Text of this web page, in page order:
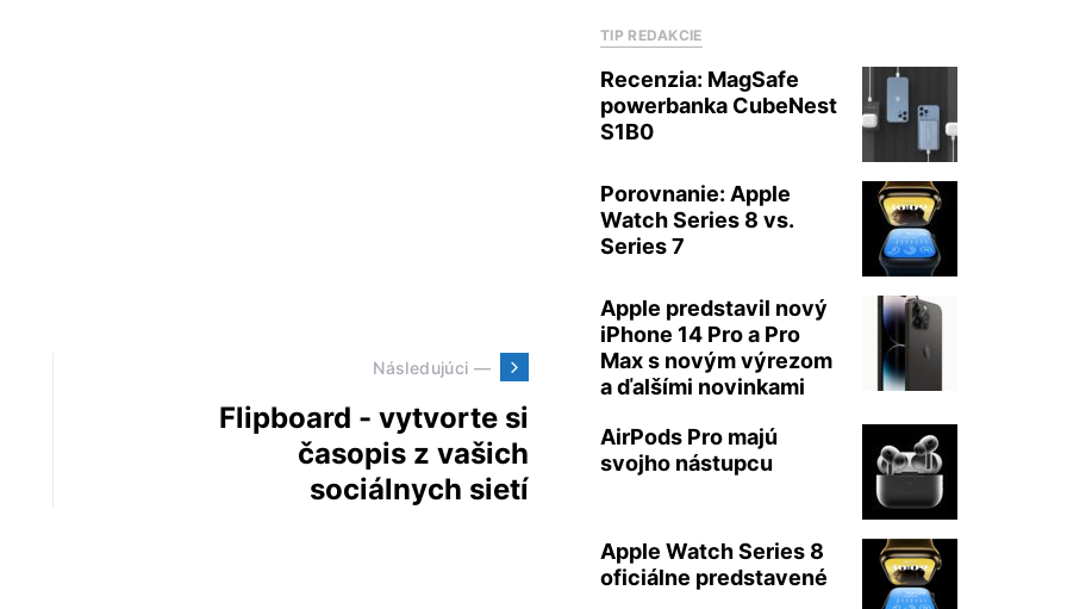
Následujúci —
Flipboard - vytvorte si
časopis z vašich
sociálnych sietí
TIP REDAKCIE
Recenzia: MagSafe
powerbanka CubeNest
S1B0
Porovnanie: Apple
Watch Series 8 vs.
Series 7
Apple predstavil nový
iPhone 14 Pro a Pro
Max s novým výrezom
a ďalšími novinkami
AirPods Pro majú
svojho nástupcu
Apple Watch Series 8
oficiálne predstavené